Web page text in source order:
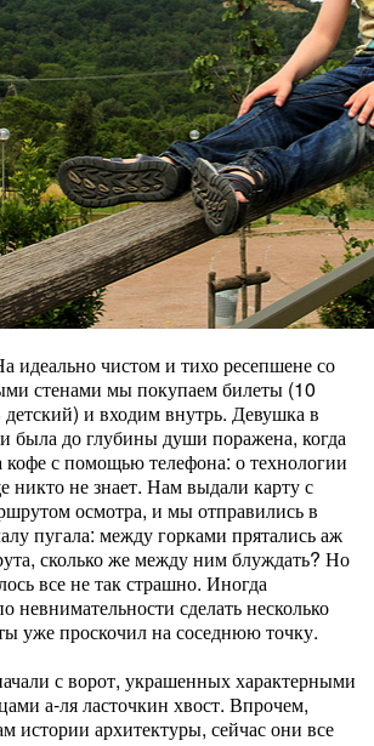
идеально чистом и тихо ресепшене со
стенами мы покупаем билеты (10
и входим внутрь. Девушка в
была до глубины души поражена, когда
кофе с помощью телефона: о технологии
никто не знает. Нам выдали карту с
осмотра, и мы отправились в
пугала: между горками прятались аж
сколько же между ним блуждать? Но
все не так страшно. Иногда
невнимательности сделать несколько
уже проскочил на соседнюю точку.
с ворот, украшенных характерными
а-ля ласточкин хвост. Впрочем,
истории архитектуры, сейчас они все